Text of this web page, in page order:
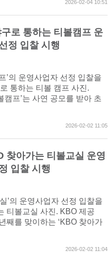
2026-02-04 10:51
로 통하는 티볼캠프 운
정 입찰 시행
’의 운영사업자 선정 입찰을
통하는 티볼 캠프 사진.
프’는 사연 공모를 받아 초
2026-02-02 11:05
찾아가는 티볼교실 운영
입찰 시행
’의 운영사업자 선정 입찰을
티볼교실 사진. KBO 제공
째를 맞이하는 ‘KBO 찾아가
2026-02-02 11:04